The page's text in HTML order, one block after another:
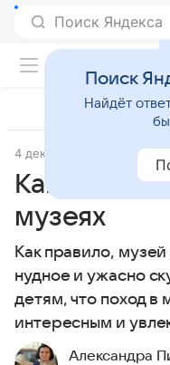
Поиск Яндекса
4 декабря 2014 Дети 3-
Как
музеях
Как правило,
нудное и ужасно
детям, что поход в
интересным и
Александра
Поиск
Найдёт